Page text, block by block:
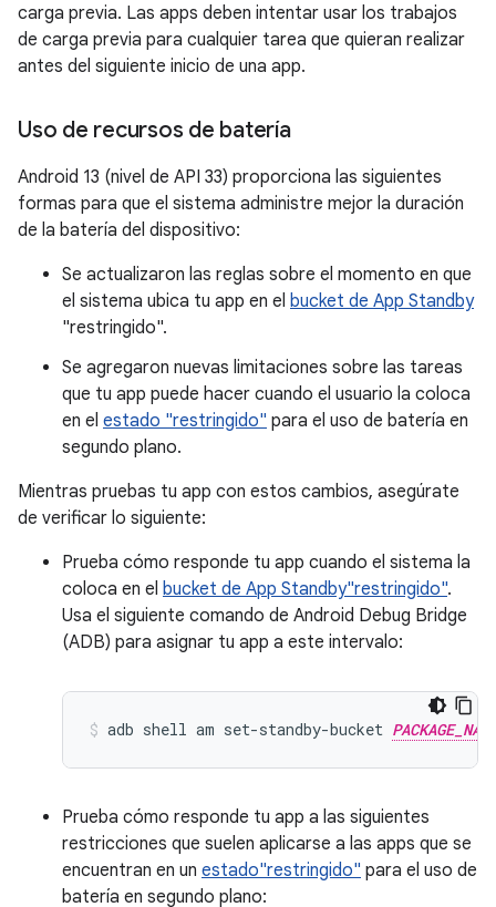
carga previa. Las apps deben intentar usar los trabajos
de carga previa para cualquier tarea que quieran realizar
antes del siguiente inicio de una app.
Uso de recursos de batería
Android 13 (nivel de API 33) proporciona las siguientes
formas para que el sistema administre mejor la duración
de la batería del dispositivo:
Se actualizaron las reglas sobre el momento en que
el sistema ubica tu app en el bucket de App Standby
"restringido".
Se agregaron nuevas limitaciones sobre las tareas
que tu app puede hacer cuando el usuario la coloca
en el estado "restringido" para el uso de batería en
segundo plano.
Mientras pruebas tu app con estos cambios, asegúrate
de verificar lo siguiente:
Prueba cómo responde tu app cuando el sistema la
coloca en el bucket de App Standby"restringido".
Usa el siguiente comando de Android Debug Bridge
(ADB) para asignar tu app a este intervalo:
adb shell am set-standby-bucket
Prueba cómo responde tu app a las siguientes
restricciones que suelen aplicarse a las apps que se
encuentran en un estado"restringido" para el uso de
batería en segundo plano: